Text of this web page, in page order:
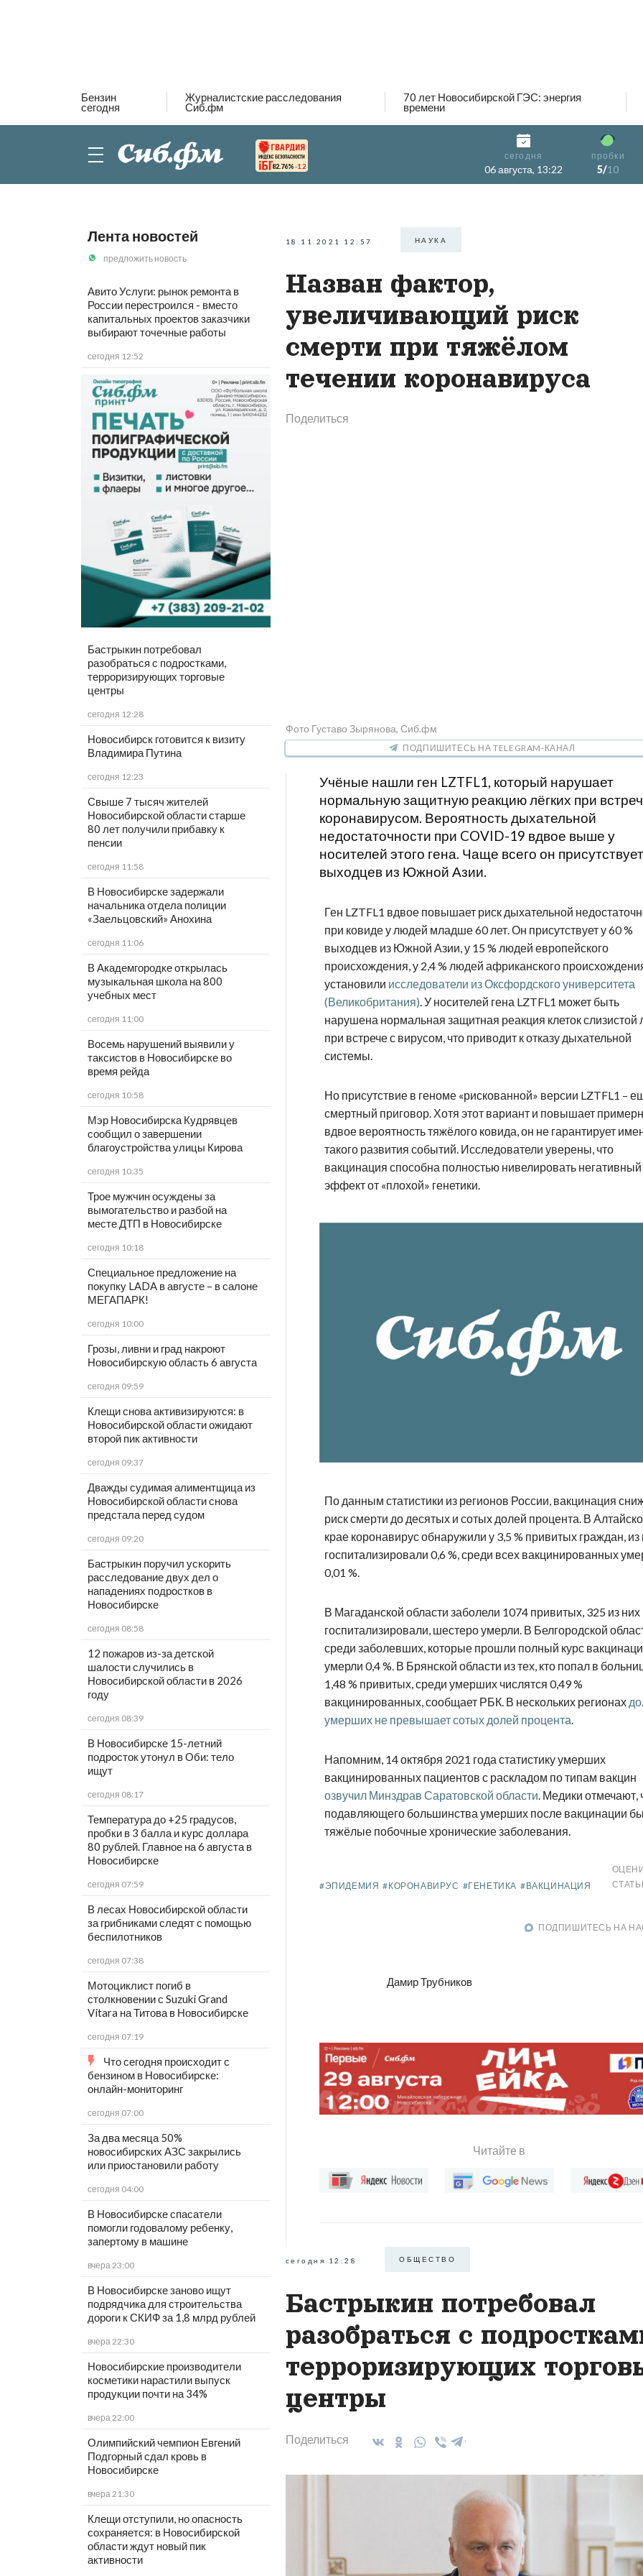
Бензин
сегодня
Журналистские расследования
Сиб.фм
70 лет Новосибирской ГЭС: энергия
времени
82.76% -1.2
сегодня
06 августа, 13:22
пробки
5/10
Лента новостей
предложить новость
Авито Услуги: рынок ремонта в
России перестроился - вместо
капитальных проектов заказчики
выбирают точечные работы
сегодня 12:52
Бастрыкин потребовал
разобраться с подростками,
терроризирующих торговые
центры
сегодня 12:28
Новосибирск готовится к визиту
Владимира Путина
сегодня 12:23
Свыше 7 тысяч жителей
Новосибирской области старше
80 лет получили прибавку к
пенсии
сегодня 11:58
В Новосибирске задержали
начальника отдела полиции
«Заельцовский» Анохина
сегодня 11:06
В Академгородке открылась
музыкальная школа на 800
учебных мест
сегодня 11:00
Восемь нарушений выявили у
таксистов в Новосибирске во
время рейда
сегодня 10:58
Мэр Новосибирска Кудрявцев
сообщил о завершении
благоустройства улицы Кирова
сегодня 10:35
Трое мужчин осуждены за
вымогательство и разбой на
месте ДТП в Новосибирске
сегодня 10:18
Специальное предложение на
покупку LADA в августе – в салоне
МЕГАПАРК!
сегодня 10:00
Грозы, ливни и град накроют
Новосибирскую область 6 августа
сегодня 09:59
Клещи снова активизируются: в
Новосибирской области ожидают
второй пик активности
сегодня 09:37
Дважды судимая алиментщица из
Новосибирской области снова
предстала перед судом
сегодня 09:20
Бастрыкин поручил ускорить
расследование двух дел о
нападениях подростков в
Новосибирске
сегодня 08:58
12 пожаров из-за детской
шалости случились в
Новосибирской области в 2026
году
сегодня 08:39
В Новосибирске 15-летний
подросток утонул в Оби: тело
ищут
сегодня 08:17
Температура до +25 градусов,
пробки в 3 балла и курс доллара
80 рублей. Главное на 6 августа в
Новосибирске
сегодня 07:59
В лесах Новосибирской области
за грибниками следят с помощью
беспилотников
сегодня 07:38
Мотоциклист погиб в
столкновении с Suzuki Grand
Vitara на Титова в Новосибирске
сегодня 07:19
Что сегодня происходит с
бензином в Новосибирске:
онлайн-мониторинг
сегодня 07:00
За два месяца 50%
новосибирских АЗС закрылись
или приостановили работу
сегодня 04:00
В Новосибирске спасатели
помогли годовалому ребенку,
запертому в машине
вчера 23:00
В Новосибирске заново ищут
подрядчика для строительства
дороги к СКИФ за 1,8 млрд рублей
вчера 22:30
Новосибирские производители
косметики нарастили выпуск
продукции почти на 34%
вчера 22:00
Олимпийский чемпион Евгений
Подгорный сдал кровь в
Новосибирске
вчера 21:30
Клещи отступили, но опасность
сохраняется: в Новосибирской
области ждут новый пик
активности
18.11.2021 12:57 НАУКА
Назван фактор,
увеличивающий риск
смерти при тяжёлом
течении коронавируса
Поделиться
Фото Густаво Зырянова, Сиб.фм
ПОДПИШИТЕСЬ НА TELEGRAM-КАНАЛ
Учёные нашли ген LZTFL1, который нарушает
нормальную защитную реакцию лёгких при
коронавирусом. Вероятность дыхательной
недостаточности при COVID-19 вдвое выше у
носителей этого гена. Чаще всего он
выходцев из Южной Азии.
Ген LZTFL1 вдвое повышает риск дыхательной
при ковиде у людей младше 60 лет. Он присутствует у 60 %
выходцев из Южной Азии, у 15 % людей европейского
происхождения, у 2,4 % людей африканского
установили исследователи из Оксфордского университета
(Великобритания). У носителей гена LZTFL1 может быть
нарушена нормальная защитная реакция клеток слизистой
при встрече с вирусом, что приводит к отказу дыхательной
системы.
Но присутствие в геноме «рискованной» версии LZTFL1 –
смертный приговор. Хотя этот вариант и повышает
вдвое вероятность тяжёлого ковида, он не гарантирует
такого развития событий. Исследователи уверены, что
вакцинация способна полностью нивелировать негативный
эффект от «плохой» генетики.
По данным статистики из регионов России, вакцинация
риск смерти до десятых и сотых долей процента. В
крае коронавирус обнаружили у 3,5 % привитых граждан, из
госпитализировали 0,6 %, среди всех вакцинированных
0,01 %.
В Магаданской области заболели 1074 привитых, 325 из них
госпитализировали, шестеро умерли. В Белгородской
среди заболевших, которые прошли полный курс
умерли 0,4 %. В Брянской области из тех, кто попал в
1,48 % привитых, среди умерших числятся 0,49 %
вакцинированных, сообщает РБК. В нескольких регионах
умерших не превышает сотых долей процента.
Напомним, 14 октября 2021 года статистику умерших
вакцинированных пациентов с раскладом по типам вакцин
озвучил Минздрав Саратовской области. Медики отмечают,
подавляющего большинства умерших после вакцинации
тяжёлые побочные хронические заболевания.
#ЭПИДЕМИЯ #КОРОНАВИРУС #ГЕНЕТИКА #ВАКЦИНАЦИЯ
ПОДПИШИТЕСЬ НА
Дамир Трубников
Читайте в
сегодня 12:28 ОБЩЕСТВО
Бастрыкин потребовал
разобраться с
терроризирующих
центры
Поделиться